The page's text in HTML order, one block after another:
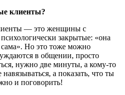
клиенты?
— это женщины с
закрытые: «она
сама». Но это тоже можно
в общении, просто
нужно две минуты, а кому-то
а показать, что ты
и поговорить!